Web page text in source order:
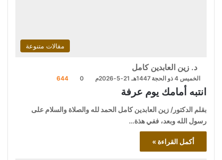
مقالات متنوعة
د. زين العابدين كامل
الخميس 4 ذو الحجة 1447هـ 21-5-2026م 0
644
انتبه أمامك يوم عرفة
بقلم الدكتور/ زين العابدين كامل الحمد لله والصلاة والسلام على
رسول الله وبعد، ففي هذة…
أكمل القراءة »